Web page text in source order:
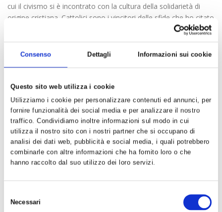
Consenso Dettagli Informazioni sui cookie
Questo sito web utilizza i cookie
Utilizziamo i cookie per personalizzare contenuti ed annunci, per
fornire funzionalità dei social media e per analizzare il nostro
traffico. Condividiamo inoltre informazioni sul modo in cui
utilizza il nostro sito con i nostri partner che si occupano di
analisi dei dati web, pubblicità e social media, i quali potrebbero
combinarle con altre informazioni che ha fornito loro o che
hanno raccolto dal suo utilizzo dei loro servizi.
delNecessari
cui il civismo si è incontrato con la cultura della solidarietà di
origine cristiana. Cattolici sono i vincitori delle sfide che ho citato
e questo ha influenzato molto il voto. L’impegno in politica dei
cristiani a partire dalla dottrina sociale della chiesa,
dall’attenzione agli ultimi e ai penultimi, sta tornando in auge
della partecipazione e della democrazia (che hanno visto la
presenza di Mattarella, Francesco e Zuppi).
Infine non possiamo non considerare l’approccio riformatore e
volto al miglioramento delle condizioni di vita che caratterizza le
posizioni di chi vuole impegnarsi in politica in questa fase di
cambiamento.
Abbandonando rivoluzionarismi (storicamente fallimentari),
populismi, oggi si chiedono alla politica cambiamenti reali che
coinvolgano la comunità ed il territorio, occorrono politiche
nuove per rispondere ai problemi nuovi, alle nuove